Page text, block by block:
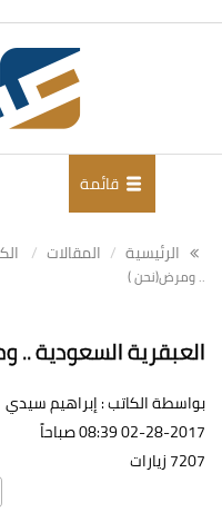
قائمة
الرئيسية المقالات
.. ومرض(نحن )
العبقرية السعودية
بواسطة الكاتب : إبراهيم سيدي
02-28-2017 08:39 صباحاً
7207 زيارات